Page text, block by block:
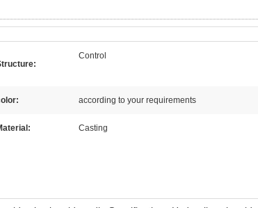
Control
according to your requirements
Casting